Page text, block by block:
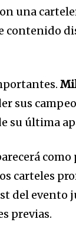
una
contenido
sus
su última
como
carteles
del evento
previas.